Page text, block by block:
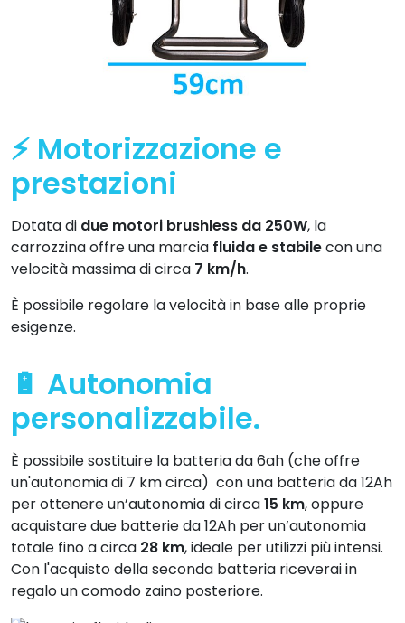
⚡ Motorizzazione e
prestazioni
Dotata di due motori brushless da 250W, la
carrozzina offre una marcia fluida e stabilecon una
velocità massima di circa 7 km/h.
È possibile regolare la velocità in base alle proprie
esigenze.
🔋 Autonomia
personalizzabile.
È possibile sostituire la batteria da 6ah (che offre
un'autonomia di 7 km circa) con una batteria da 12Ah
per ottenere un’autonomia di circa15 km, oppure
acquistare due batterie da 12Ah per un’autonomia
totale fino a circa 28 km, ideale per utilizzi più intensi.
Con l'acquisto della seconda batteria riceverai in
regalo un comodo zaino posteriore.